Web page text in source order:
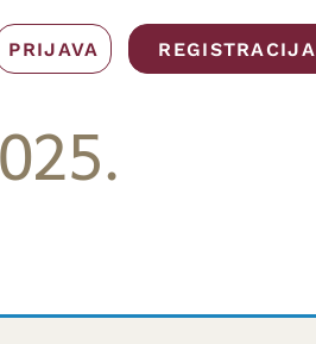
PRIJAVA REGISTRACIJA